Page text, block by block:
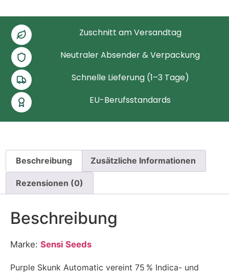
Zuschnitt am Versandtag
Neutraler Absender & Verpackung
Schnelle Lieferung (1–3 Tage)
EU-Berufsstandards
Beschreibung Zusätzliche Informationen
Rezensionen (0)
Beschreibung
Marke: Sensi Seeds
Purple Skunk Automatic vereint 75 % Indica- und